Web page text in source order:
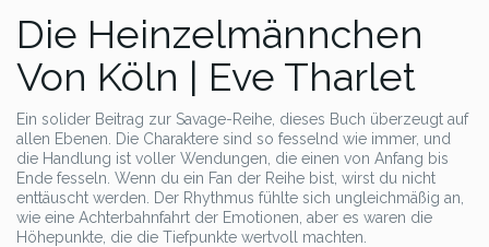
Die Heinzelmännchen
Von Köln | Eve Tharlet
Ein solider Beitrag zur Savage-Reihe, dieses Buch überzeugt auf
allen Ebenen. Die Charaktere sind so fesselnd wie immer, und
die Handlung ist voller Wendungen, die einen von Anfang bis
Ende fesseln. Wenn du ein Fan der Reihe bist, wirst du nicht
enttäuscht werden. Der Rhythmus fühlte sich ungleichmäßig an,
wie eine Achterbahnfahrt der Emotionen, aber es waren die
Höhepunkte, die die Tiefpunkte wertvoll machten.